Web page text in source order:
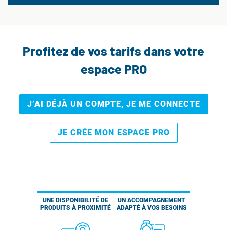
Profitez de vos tarifs dans votre
espace PRO
J’AI DÉJÀ UN COMPTE, JE ME CONNECTE
JE CRÉE MON ESPACE PRO
UNE DISPONIBILITÉ DE
PRODUITS À PROXIMITÉ
UN ACCOMPAGNEMENT
ADAPTÉ À VOS BESOINS